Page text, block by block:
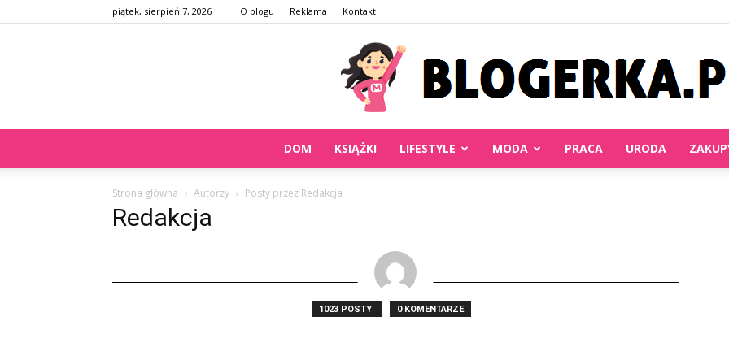
piątek, sierpień 7, 2026 O blogu Reklama Kontakt
DOM KSIĄŻKI LIFESTYLE MODA PRACA URODA
Strona główna Autorzy Posty przez Redakcja
Redakcja
1023 POSTY 0 KOMENTARZE